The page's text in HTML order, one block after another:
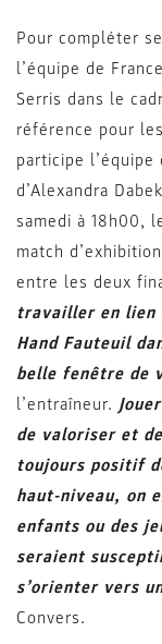
Pour compléter
l’équipe de
Serris dans le
référence pour
participe l’équipe
d’Alexandra
samedi à 18h00,
match
entre les deux
travailler en lien
Hand Fauteuil
belle fenêtre de
l’entraîneur.
de valoriser et
toujours positif
haut-niveau, on
enfants ou des
seraient
s’orienter vers
Convers.